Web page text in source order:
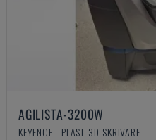
AGILISTA-3200W
KEYENCE - PLAST-3D-SKRIVARE